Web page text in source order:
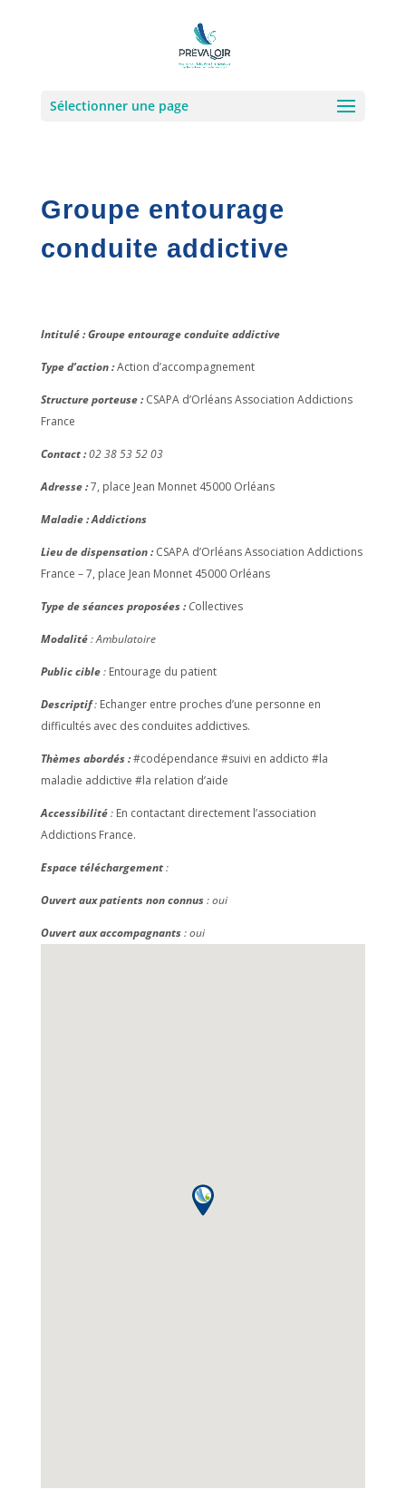
Sélectionner une page
Groupe entourage
conduite addictive
Intitulé : Groupe entourage conduite addictive
Type d’action :Action d’accompagnement
Structure porteuse :CSAPA d’Orléans Association Addictions
France
Contact :02 38 53 52 03
Adresse :7, place Jean Monnet 45000 Orléans
Maladie : Addictions
Lieu de dispensation :CSAPA d’Orléans Association Addictions
France – 7, place Jean Monnet 45000 Orléans
Type de séances proposées :Collectives
Modalité: Ambulatoire
Public cible: Entourage du patient
Descriptif: Echanger entre proches d’une personne en
difficultés avec des conduites addictives.
Thèmes abordés :#codépendance #suivi en addicto #la
maladie addictive #la relation d’aide
Accessibilité: En contactant directement l’association
Addictions France.
Espace téléchargement:
Ouvert aux patients non connus: oui
Ouvert aux accompagnants: oui